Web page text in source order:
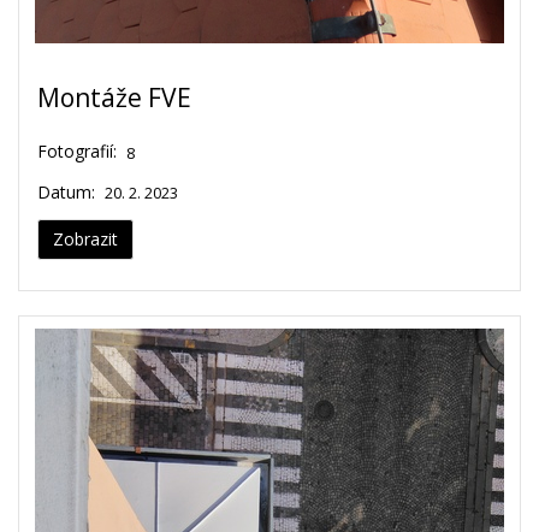
Montáže FVE
Fotografií: 8
Datum: 20. 2. 2023
Zobrazit